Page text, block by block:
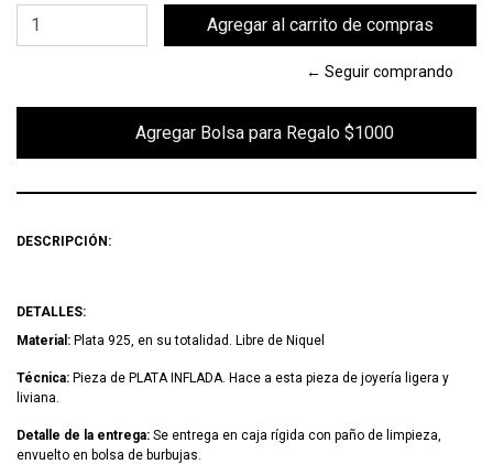
← Seguir comprando
DESCRIPCIÓN:
DETALLES:
Material: Plata 925, en su totalidad. Libre de Niquel
Técnica: Pieza de PLATA INFLADA. Hace a esta pieza de joyería ligera y
liviana.
Detalle de la entrega: Se entrega en caja rígida con paño de limpieza,
envuelto en bolsa de burbujas.